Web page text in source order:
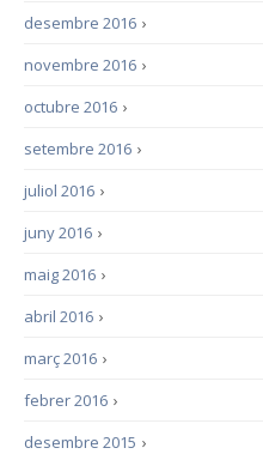
›
desembre 2016
›
novembre 2016
›
octubre 2016
›
setembre 2016
›
juliol 2016
›
juny 2016
›
maig 2016
›
abril 2016
›
març 2016
›
febrer 2016
›
desembre 2015